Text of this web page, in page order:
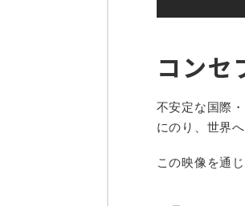
コンセ
不安定な国際
にのり、世界
この映像を通